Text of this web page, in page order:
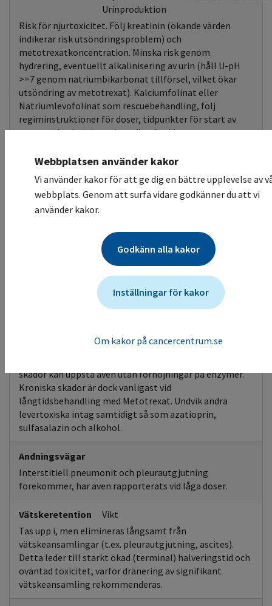
Urinproduktion
Risk för njurtoxicitet. Följ kreatinin (ökande värden
indikerar risk utsöndringsproblem) och
metotrexatkoncentration. Minska risk genom
hydrering, eventuellt alkalinisering av urin (håll U-pH
>=7 genom natriumbikarbonat tillförsel, vilket ökar
utsöndring av metotrexat). Kalciumfolinat eller
Natriumlevofolinat som rescuebehandling, följ
regiminstruktioner för doser, tidpunkter för start av
rescue och administrationssätt. Antidot
höga nivåer metotrexat.
Biverkningskontroll
Stomatit vanligt. Följ lokala instruktioner för
Minskad aptit, kräkningar och diarré förekommer.
Hemorragisk enterit och tarmperforation finns
rapporterat, sällsynt.
Risk för leverskador finns, både akuta och kroniska.
skador kan uppstå även utan förhöjningar på enzymer.
Kroniska skador är dock vanligast vid
långtidsbehandling med Metotrexat. Undvik andra
levertoxiska intag samtidigt så som azatioprin,
sulfasalazin och alkohol.
Andningsvägar
Interstitiell pneumonit och pleurautgjutning
förekommer, har även rapporterats vid låga doser.
Vätskeretention
Vikt
Tas upp i, men elimineras långsamt från
vätskeansamlingar (t.ex. pleurautgjutning, ascites).
Detta leder till starkt ökad (terminal) halveringstid och
oväntad toxicitet, varför dränering av signifikant
vätskeansamling rekommenderas.
Webbplatsen använder kakor
Vi använder kakor för att ge dig en bättre upplevelse av
webbplats. Genom att surfa vidare godkänner du att vi
använder kakor.
Godkänn alla kakor
Inställningar för kakor
Om kakor på cancercentrum.se